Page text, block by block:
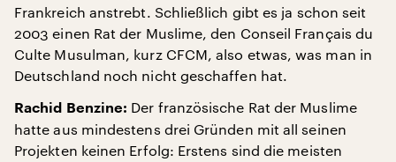
Frankreich anstrebt. Schließlich gibt es ja schon seit
2003 einen Rat der Muslime, den Conseil Français du
Culte Musulman, kurz CFCM, also etwas, was man in
Deutschland noch nicht geschaffen hat.
Rachid Benzine: Der französische Rat der Muslime
hatte aus mindestens drei Gründen mit all seinen
Projekten keinen Erfolg: Erstens sind die meisten